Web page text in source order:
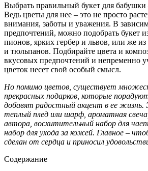
Выбрать правильный букет для бабушки
Ведь цветы для нее – это не просто
внимания, заботы и уважения. В
предпочтений, можно подобрать букет
пионов, ярких гербер и львов, или же
и тюльпанов. Подбирайте цвета и
вкусовых предпочтений и непременно
цветок несет свой особый смысл.
Но помимо цветов, существует
прекрасных подарков, которые
добавят радостный акцент в ее
теплый плед или шарф, ароматная
автора, восхитительный набор для
набор для ухода за кожей. Главное –
сделан от сердца и приносил
Содержание